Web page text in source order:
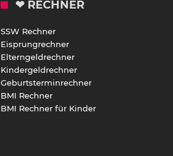
❤ RECHNER
SSW Rechner
Eisprungrechner
Elterngeldrechner
Kindergeldrechner
Geburtsterminrechner
BMI Rechner
BMI Rechner für Kinder